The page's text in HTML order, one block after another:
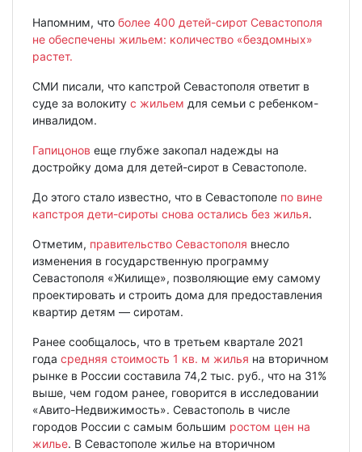
Напомним, что более 400 детей-сирот Севастополя
не обеспечены жильем: количество «бездомных»
растет.
СМИ писали, что капстрой Севастополя ответит в
суде за волокиту с жильем для семьи с ребенком-
инвалидом.
Гапицонов еще глубже закопал надежды на
достройку дома для детей-сирот в Севастополе.
До этого стало известно, что в Севастополе по вине
капстроя дети-сироты снова остались без жилья.
Отметим, правительство Севастополя внесло
изменения в государственную программу
Севастополя «Жилище», позволяющие ему самому
проектировать и строить дома для предоставления
квартир детям — сиротам.
Ранее сообщалось, что в третьем квартале 2021
года средняя стоимость 1 кв. м жилья на вторичном
рынке в России составила 74,2 тыс. руб., что на 31%
выше, чем годом ранее, говорится в исследовании
«Авито-Недвижимость». Севастополь в числе
городов России с самым большим ростом цен на
жилье. В Севастополе жилье на вторичном